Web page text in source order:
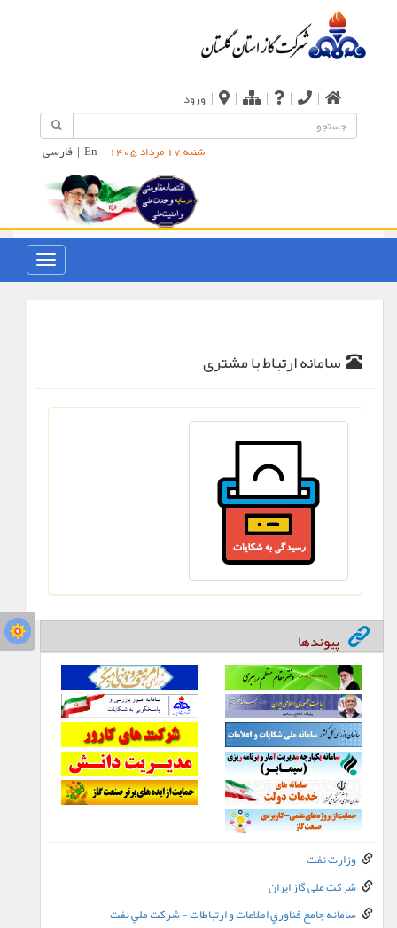
|
|
|
|
| ورود
شنبه 17 مرداد 1405 En
| فارسی
سامانه ارتباط با مشتری
پیوندها
وزارت نفت
شرکت ملی گاز ایران
سامانه جامع فناوري اطلاعات و ارتباطات - شرکت ملي نفت